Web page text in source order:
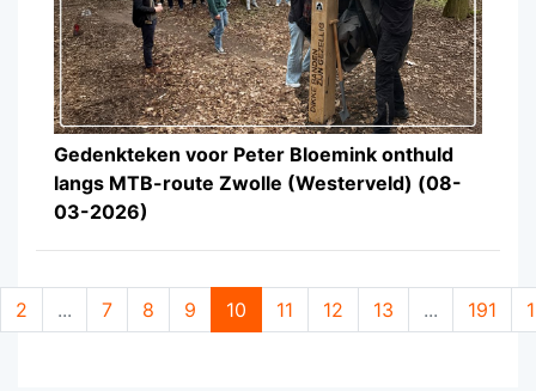
Gedenkteken voor Peter Bloemink onthuld
langs MTB-route Zwolle (Westerveld) (08-
03-2026)
2 ... 7 8 9 10 11 12 13 ... 191